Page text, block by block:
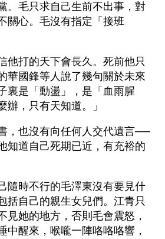
。毛只求自己生前不出事，對
關心。毛沒有指定「接班
他打的天下會長久。死前他只
華國鋒等人說了幾句關於未來
裏是「動盪」，是「血雨腥
辦，只有天知道。」
，也沒有向任何人交代遺言──
知道自己死期已近，有充裕的
隨時不行的毛澤東沒有要見什
括自己的親生女兒們。江青只
見她的地方，否則毛會震怒，
中醒來，喉嚨一陣咯咯咯響，